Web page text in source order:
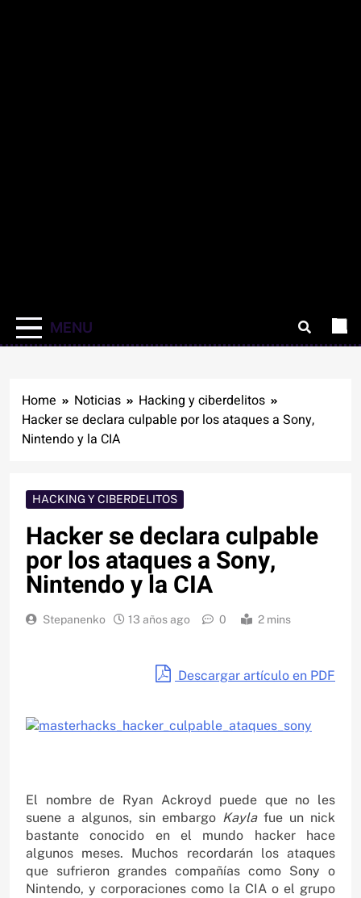
MENU
Home Noticias
Hacking y ciberdelitos
Hacker se declara culpable por los ataques a Sony,
Nintendo y la CIA
HACKING Y CIBERDELITOS
Hacker se declara culpable
por los ataques a Sony,
Nintendo y la CIA
Stepanenko 13 años ago 0 2 mins
Descargar artículo en PDF
El nombre de Ryan Ackroyd puede que no les
suene a algunos, sin embargo Kaylafue un nick
bastante conocido en el mundo hacker hace
algunos meses. Muchos recordarán los ataques
que sufrieron grandes compañías como Sony o
Nintendo, y corporaciones como la CIA o el grupo